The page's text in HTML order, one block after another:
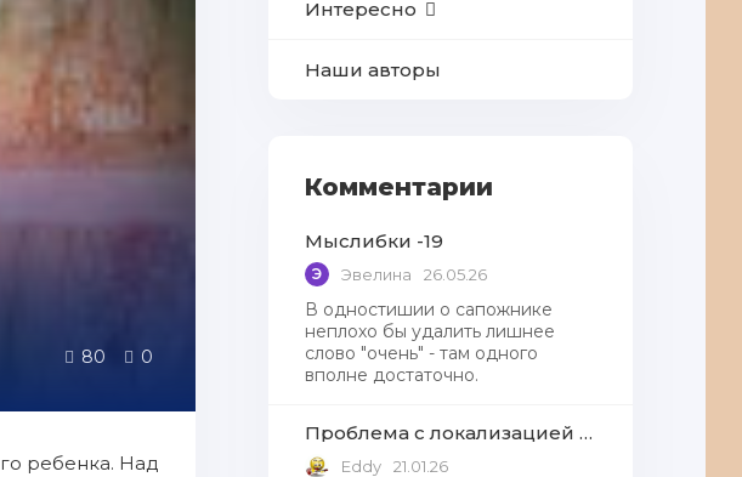
80 0
ребенка. Над
Интересно
Наши авторы
Комментарии
Мыслибки -19
Э Эвелина 26.05.26
В одностишии о сапожнике
неплохо бы удалить лишнее
слово "очень" - там одного
вполне достаточно.
Проблема с локализацией языков Windows Defender, Microsoft Store в Windows 11
Eddy 21.01.26